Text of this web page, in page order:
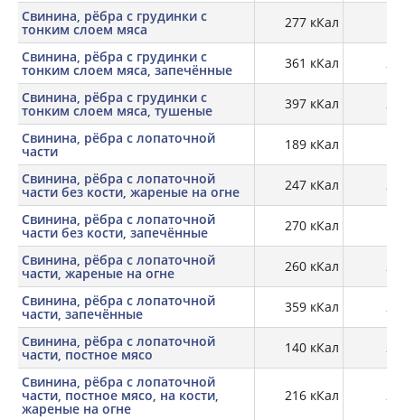
Свинина, рёбра с грудинки с
тонким слоем мяса 277 кКал
Свинина, рёбра с грудинки с
тонким слоем мяса, запечённые 361 кКал
Свинина, рёбра с грудинки с
тонким слоем мяса, тушеные 397 кКал
Свинина, рёбра с лопаточной
части 189 кКал
Свинина, рёбра с лопаточной
части без кости, жареные на огне 247 кКал
Свинина, рёбра с лопаточной
части без кости, запечённые 270 кКал
Свинина, рёбра с лопаточной
части, жареные на огне 260 кКал
Свинина, рёбра с лопаточной
части, запечённые 359 кКал
Свинина, рёбра с лопаточной
части, постное мясо 140 кКал
Свинина, рёбра с лопаточной
части, постное мясо, на кости,
жареные на огне
216 кКал